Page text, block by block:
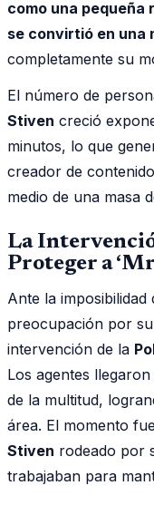
como una
se convirtió en una
completamente su
El número de
Stiven creció
minutos, lo que
creador de
medio de una masa
La
Proteger a
Ante la
preocupación por
intervención de la
Los agentes
de la multitud,
área. El momento
Stiven rodeado por
trabajaban para